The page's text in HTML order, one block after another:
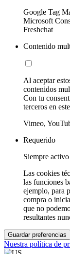
Google Tag
Microsoft
Freshchat
Contenido
Al aceptar
contenidos
Con tu
terceros en
Vimeo,
Requerido
Siempre activo
Las cookies
las funciones
ejemplo, para
compra o
que no
resultantes
Guardar preferencias
Nuestra política de